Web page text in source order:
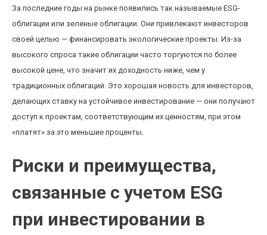
За последние годы на рынке появились так называемые ESG-
облигации или зеленые облигации. Они привлекают инвесторов
своей целью — финансировать экологические проекты. Из-за
высокого спроса такие облигации часто торгуются по более
высокой цене, что значит их доходность ниже, чем у
традиционных облигаций. Это хорошая новость для инвесторов,
делающих ставку на устойчивое инвестирование — они получают
доступ к проектам, соответствующим их ценностям, при этом
«платят» за это меньшие проценты.
Риски и преимущества,
связанные с учетом ESG
при инвестировании в